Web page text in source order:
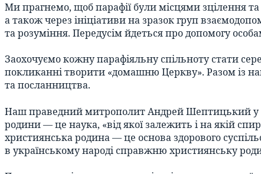
Ми прагнемо, щоб парафії були місцями зцілення
а також через ініціативи на зразок груп
та розуміння. Передусім йдеться про допомогу
Заохочуємо кожну парафіяльну спільноту стати
покликанні творити «домашню Церкву». Разом із
та посланництва.
Наш праведний митрополит Андрей Шептицький у
родини — це наука, «від якої залежить і на якій
християнська родина — це основа здорового
в українському народі справжню християнську